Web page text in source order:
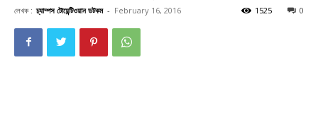
লেখক : চ্যাম্পস টোয়েন্টিওয়ান ডটকম - February 16, 2016 0
1525